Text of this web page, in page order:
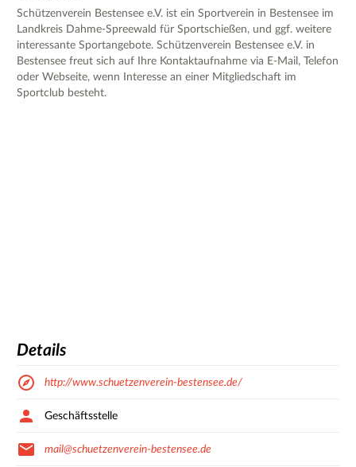
Schützenverein Bestensee e.V. ist ein Sportverein in Bestensee im
Landkreis Dahme-Spreewald für Sportschießen, und ggf. weitere
interessante Sportangebote. Schützenverein Bestensee e.V. in
Bestensee freut sich auf Ihre Kontaktaufnahme via E-Mail, Telefon
oder Webseite, wenn Interesse an einer Mitgliedschaft im
Sportclub besteht.
Details
http://www.schuetzenverein-bestensee.de/
Geschäftsstelle
mail@schuetzenverein-bestensee.de